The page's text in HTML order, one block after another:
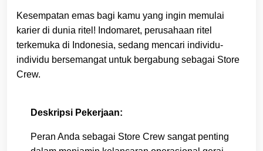
Kesempatan emas bagi kamu yang ingin memulai
karier di dunia ritel! Indomaret, perusahaan ritel
terkemuka di Indonesia, sedang mencari individu-
individu bersemangat untuk bergabung sebagai Store
Crew.
Deskripsi Pekerjaan:
Peran Anda sebagai Store Crew sangat penting